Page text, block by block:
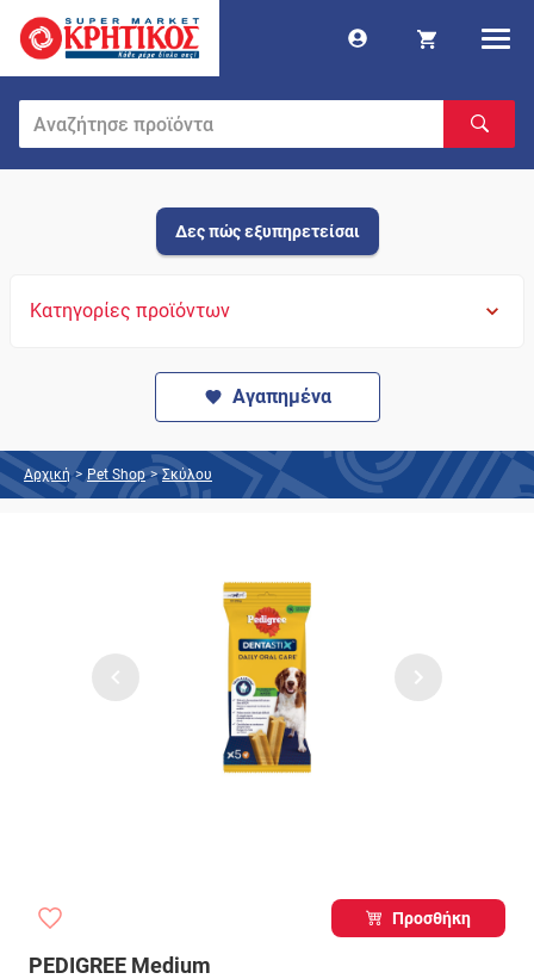
Δες πώς εξυπηρετείσαι
Κατηγορίες προϊόντων
Αγαπημένα
Αρχική > Pet Shop > Σκύλου
Προσθήκη
PEDIGREE Medium